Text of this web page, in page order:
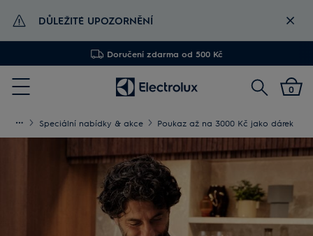
DŮLEŽITÉ UPOZORNĚNÍ
Doručení zdarma od 500 Kč
Menu
Vyhledat
0
Speciální nabídky & akce Poukaz až na 3000 Kč jako dárek